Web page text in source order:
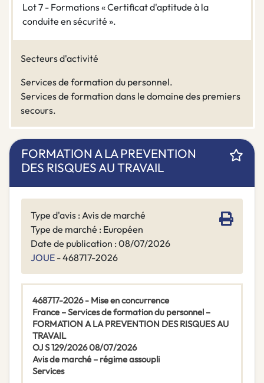
Lot 7 - Formations « Certificat d'aptitude à la
conduite en sécurité ».
Secteurs d'activité
Services de formation du personnel.
Services de formation dans le domaine des premiers
secours.
FORMATION A LA PREVENTION
DES RISQUES AU TRAVAIL
Type d'avis : Avis de marché
Type de marché : Européen
Date de publication : 08/07/2026
JOUE - 468717-2026
468717-2026 - Mise en concurrence
France – Services de formation du personnel –
FORMATION A LA PREVENTION DES RISQUES AU
TRAVAIL
OJ S 129/2026 08/07/2026
Avis de marché – régime assoupli
Services